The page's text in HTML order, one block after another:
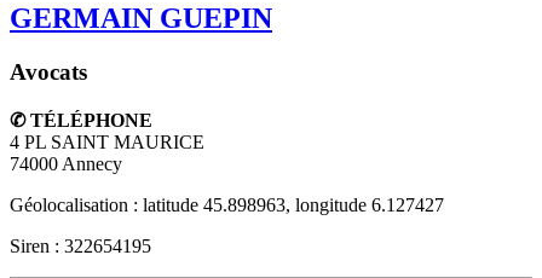
GERMAIN GUEPIN
Avocats
✆ TÉLÉPHONE
4 PL SAINT MAURICE
74000 Annecy
Géolocalisation : latitude 45.898963, longitude 6.127427
Siren : 322654195